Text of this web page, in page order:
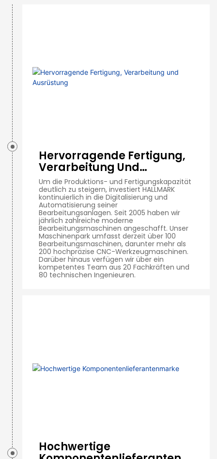
Hervorragende Fertigung,
Verarbeitung Und
Ausrüstung
Um die Produktions- und Fertigungskapazität
deutlich zu steigern, investiert HALLMARK
kontinuierlich in die Digitalisierung und
Automatisierung seiner
Bearbeitungsanlagen. Seit 2005 haben wir
jährlich zahlreiche moderne
Bearbeitungsmaschinen angeschafft. Unser
Maschinenpark umfasst derzeit über 100
Bearbeitungsmaschinen, darunter mehr als
200 hochpräzise CNC-Werkzeugmaschinen.
Darüber hinaus verfügen wir über ein
kompetentes Team aus 20 Fachkräften und
80 technischen Ingenieuren.
Hochwertige